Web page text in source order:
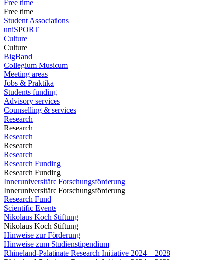
Free time
Free time
Student Associations
uniSPORT
Culture
Culture
BigBand
Collegium Musicum
Meeting areas
Jobs & Praktika
Students funding
Advisory services
Counselling & services
Research
Research
Research
Research
Research
Research Funding
Research Funding
Inneruniversitäre Forschungsförderung
Inneruniversitäre Forschungsförderung
Research Fund
Scientific Events
Nikolaus Koch Stiftung
Nikolaus Koch Stiftung
Hinweise zur Förderung
Hinweise zum Studienstipendium
Rhineland-Palatinate Research Initiative 2024 – 2028